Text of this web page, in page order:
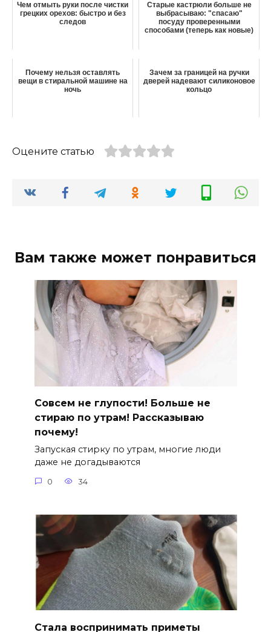
Чем отмыть руки после чистки
грецких орехов: быстро и без
следов
Старые кастрюли больше не
выбрасываю: "спасаю"
посуду проверенными
способами (теперь как новые)
Почему нельзя оставлять
вещи в стиральной машине на
ночь
Зачем за границей на ручки
дверей надевают силиконовое
кольцо
Оцените статью
Вам также может понравиться
Совсем не глупости! Больше не
стираю по утрам! Рассказываю
почему!
Запуская стирку по утрам, многие люди
даже не догадываются
0 34
Стала воспринимать приметы